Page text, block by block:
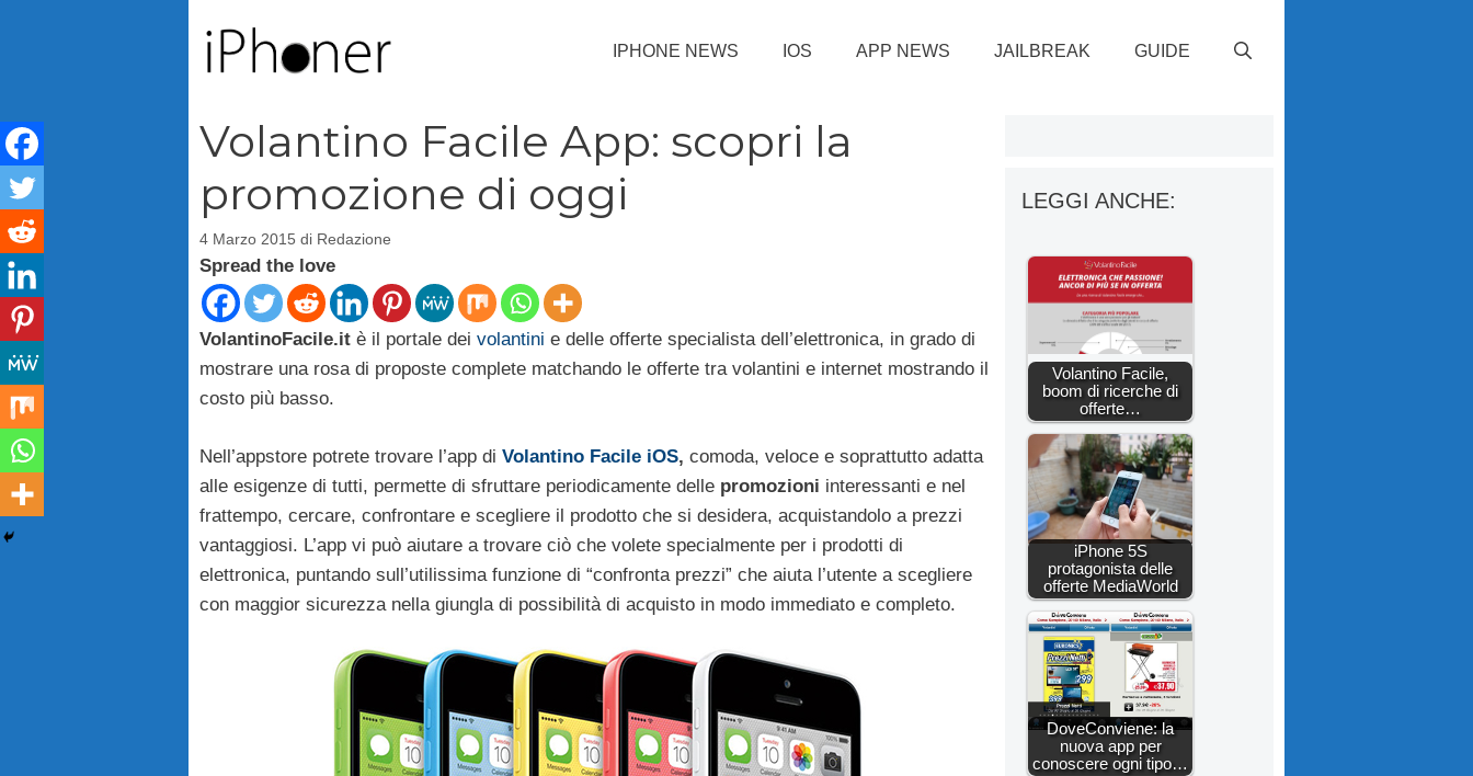
IPHONE NEWS IOS APP NEWS JAILBREAK GUIDE
Volantino Facile App: scopri la
promozione di oggi
4 Marzo 2015 di Redazione
Spread the love
VolantinoFacile.it è il portale dei volantini e delle offerte specialista dell’elettronica, in grado di
mostrare una rosa di proposte complete matchando le offerte tra volantini e internet mostrando il
costo più basso.
Nell’appstore potrete trovare l’app di Volantino Facile iOS, comoda, veloce e soprattutto adatta
alle esigenze di tutti, permette di sfruttare periodicamente delle promozioni interessanti e nel
frattempo, cercare, confrontare e scegliere il prodotto che si desidera, acquistandolo a prezzi
vantaggiosi. L’app vi può aiutare a trovare ciò che volete specialmente per i prodotti di
elettronica, puntando sull’utilissima funzione di “confronta prezzi” che aiuta l’utente a scegliere
con maggior sicurezza nella giungla di possibilità di acquisto in modo immediato e completo.
LEGGI ANCHE:
Volantino Facile,
boom di ricerche di
offerte…
iPhone 5S
protagonista delle
offerte MediaWorld
DoveConviene: la
nuova app per
conoscere ogni tipo…